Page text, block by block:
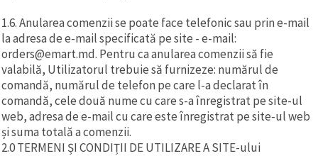
1.6. Anularea comenzii se poate face telefonic sau prin e-mail
la adresa de e-mail specificată pe site - e-mail:
orders@emart.md. Pentru ca anularea comenzii să fie
valabilă, Utilizatorul trebuie să furnizeze: numărul de
comandă, numărul de telefon pe care l-a declarat în
comandă, cele două nume cu care s-a înregistrat pe site-ul
web, adresa de e-mail cu care este înregistrat pe site-ul web
și suma totală a comenzii.
2.0 TERMENI ȘI CONDIȚII DE UTILIZARE A SITE-ului